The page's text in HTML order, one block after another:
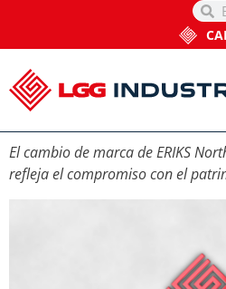
El cambio de marca de ERIKS
refleja el compromiso con el